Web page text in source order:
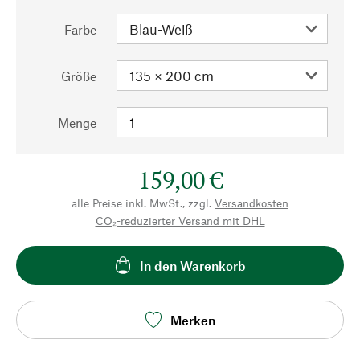
Farbe
Größe
Menge
159,00 €
alle Preise inkl. MwSt., zzgl. Versandkosten
CO₂-reduzierter Versand mit DHL
In den Warenkorb
Merken